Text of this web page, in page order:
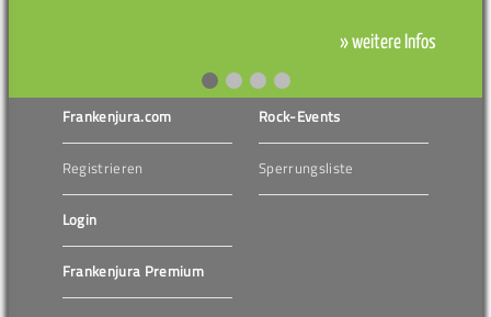
» weitere Infos
Frankenjura.com
Registrieren
Login
Frankenjura Premium
Rock-Events
Sperrungsliste